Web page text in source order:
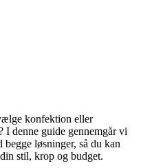
konfektion eller
I denne guide gennemgår vi
løsninger, så du kan
stil, krop og budget.